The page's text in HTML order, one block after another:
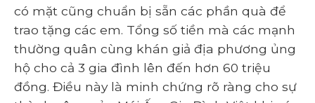
có mặt cũng chuẩn bị sẵn các phần quà để
trao tặng các em. Tổng số tiền mà các mạnh
thường quân cùng khán giả địa phương ủng
hộ cho cả 3 gia đình lên đến hơn 60 triệu
đồng. Điều này là minh chứng rõ ràng cho sự